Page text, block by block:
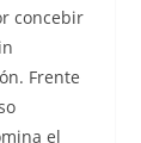
concebir
Frente
el